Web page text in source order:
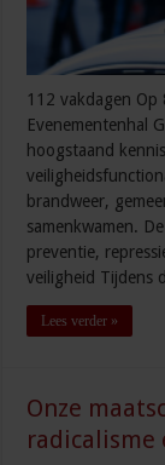
112 vakdagen
Evenementenhal
hoogstaand
brandweer,
samenkwamen.
preventie,
veiligheid Tijdens
Lees verder »
Onze
radicalisme